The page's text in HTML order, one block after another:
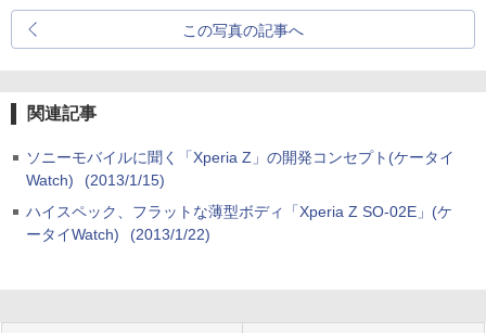
この写真の記事へ
関連記事
ソニーモバイルに聞く「Xperia Z」の開発コンセプト(ケータイ
Watch)
(2013/1/15)
ハイスペック、フラットな薄型ボディ「Xperia Z SO-02E」(ケ
ータイWatch)
(2013/1/22)